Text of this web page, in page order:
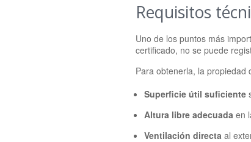
Requisitos
Uno de los puntos más
certificado, no se puede
Para obtenerla, la propiedad
Superficie útil suficiente
Altura libre adecuada en
Ventilación directa al